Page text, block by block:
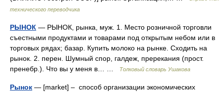
технического переводчика
РЫНОК — РЫНОК, рынка, муж. 1. Место розничной торговли
съестными продуктами и товарами под открытым небом или в
торговых рядах; базар. Купить молоко на рынке. Сходить на
рынок. 2. перен. Шумный спор, галдеж, пререкания (прост.
пренебр.). Что вы у меня в… …
Толковый словарь Ушакова
Рынок — [market] – способ организации экономических